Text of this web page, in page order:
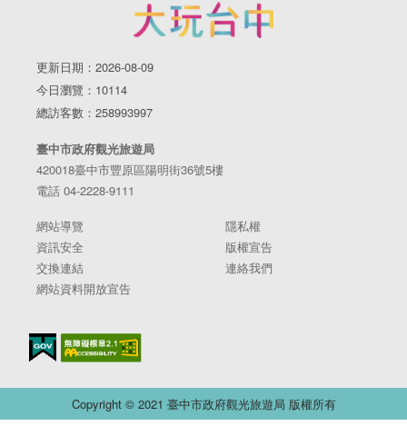
更新日期：2026-08-09
今日瀏覽：10114
總訪客數：258993997
臺中市政府觀光旅遊局
420018臺中市豐原區陽明街36號5樓
電話 04-2228-9111
網站導覽
隱私權
資訊安全
版權宣告
交換連結
連絡我們
網站資料開放宣告
Copyright © 2021 臺中市政府觀光旅遊局 版權所有